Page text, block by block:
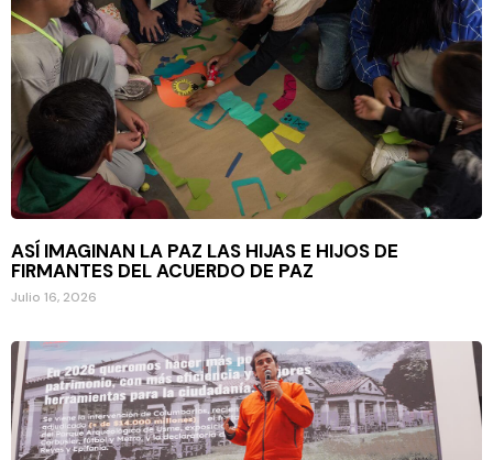
ASÍ IMAGINAN LA PAZ LAS HIJAS E HIJOS DE
FIRMANTES DEL ACUERDO DE PAZ
Julio 16, 2026